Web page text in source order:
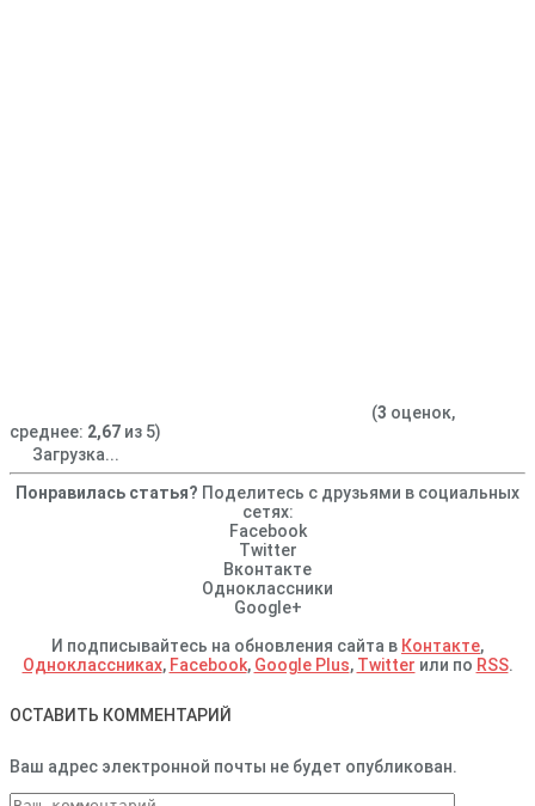
(3 оценок,
среднее: 2,67 из 5)
Загрузка...
Понравилась статья? Поделитесь с друзьями в социальных
сетях:
Facebook
Twitter
Вконтакте
Одноклассники
Google+
И подписывайтесь на обновления сайта в Контакте,
Одноклассниках, Facebook, Google Plus, Twitter или по RSS.
ОСТАВИТЬ КОММЕНТАРИЙ
Ваш адрес электронной почты не будет опубликован.